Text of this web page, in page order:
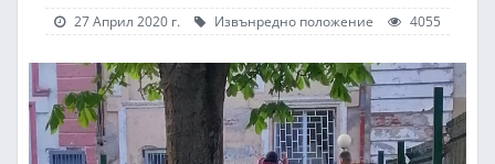
27 Април 2020 г. Извънредно положение 4055